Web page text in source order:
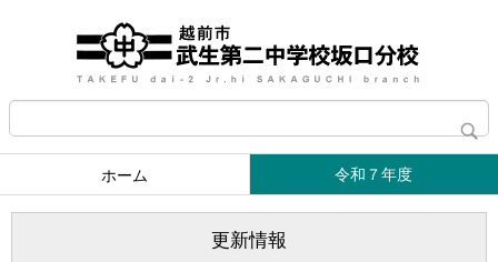
ホーム 令和７年度
更新情報